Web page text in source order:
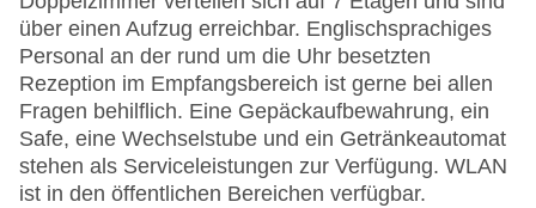
über einen Aufzug erreichbar. Englischsprachiges
Personal an der rund um die Uhr besetzten
Rezeption im Empfangsbereich ist gerne bei allen
Fragen behilflich. Eine Gepäckaufbewahrung, ein
Safe, eine Wechselstube und ein Getränkeautomat
stehen als Serviceleistungen zur Verfügung. WLAN
ist in den öffentlichen Bereichen verfügbar.